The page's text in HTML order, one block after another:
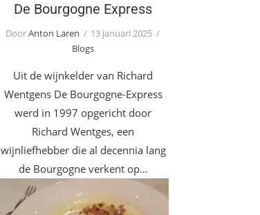
De Bourgogne Express
DoorAnton Laren
13 januari 2025
Blogs
Uit de wijnkelder van Richard
Wentgens De Bourgogne-Express
werd in 1997 opgericht door
Richard Wentges, een
wijnliefhebber die al decennia lang
de Bourgogne verkent op…